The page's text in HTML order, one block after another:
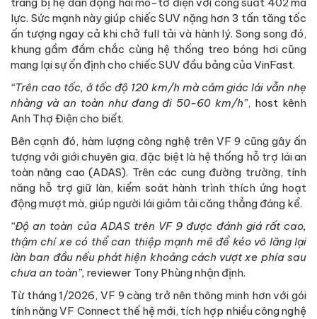
lực. Sức mạnh này giúp chiếc SUV nặng hơn 3 tấn tăng tốc
ấn tượng ngay cả khi chở full tải và hành lý. Song song đó,
khung gầm đầm chắc cùng hệ thống treo bóng hơi cũng
mang lại sự ổn định cho chiếc SUV đầu bảng của VinFast.
“Trên cao tốc, ở tốc độ 120 km/h mà cảm giác lái vẫn nhẹ
nhàng và an toàn như đang đi 50-60 km/h”, host kênh
Anh Thợ Điện cho biết.
Bên cạnh đó, hàm lượng công nghệ trên VF 9 cũng gây ấn
tượng với giới chuyên gia, đặc biệt là hệ thống hỗ trợ lái an
toàn nâng cao (ADAS). Trên các cung đường trường, tính
năng hỗ trợ giữ làn, kiểm soát hành trình thích ứng hoạt
động mượt mà, giúp người lái giảm tải căng thẳng đáng kể.
“Độ an toàn của ADAS trên VF 9 được đánh giá rất cao,
thậm chí xe có thể can thiệp mạnh mẽ để kéo vô lăng lại
làn ban đầu nếu phát hiện khoảng cách vượt xe phía sau
chưa an toàn”, reviewer Tony Phùng nhận định.
Từ tháng 1/2026, VF 9 càng trở nên thông minh hơn với gói
tính năng VF Connect thế hệ mới, tích hợp nhiều công nghệ